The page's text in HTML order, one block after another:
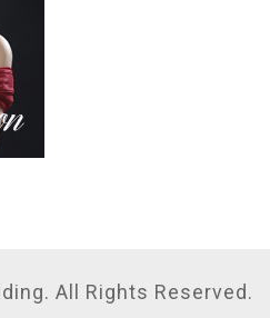
All Rights Reserved.